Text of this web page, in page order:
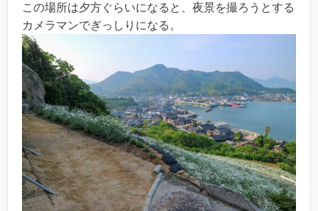
この場所は夕方ぐらいになると、夜景を撮ろうとする
カメラマンでぎっしりになる。